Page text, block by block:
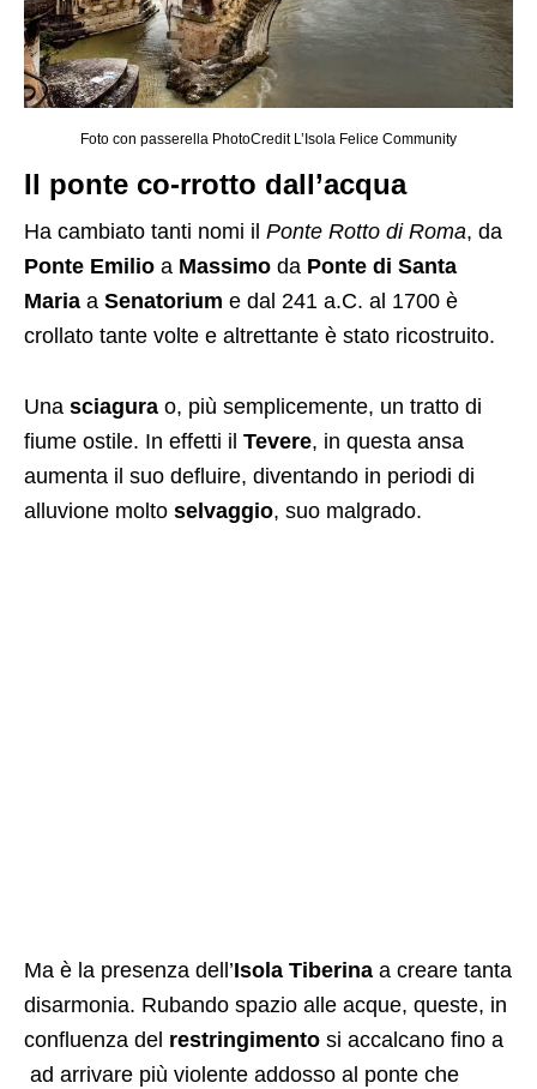
Foto con passerella PhotoCredit L’Isola Felice Community
Il ponte co-rrotto dall’acqua
Ha cambiato tanti nomi il Ponte Rotto di Roma, da
Ponte Emilio a Massimo da Ponte di Santa
Maria a Senatorium e dal 241 a.C. al 1700 è
crollato tante volte e altrettante è stato ricostruito.
Una sciagura o, più semplicemente, un tratto di
fiume ostile. In effetti il Tevere, in questa ansa
aumenta il suo defluire, diventando in periodi di
alluvione molto selvaggio, suo malgrado.
Ma è la presenza dell’Isola Tiberina a creare tanta
disarmonia. Rubando spazio alle acque, queste, in
confluenza del restringimento si accalcano fino a
ad arrivare più violente addosso al ponte che